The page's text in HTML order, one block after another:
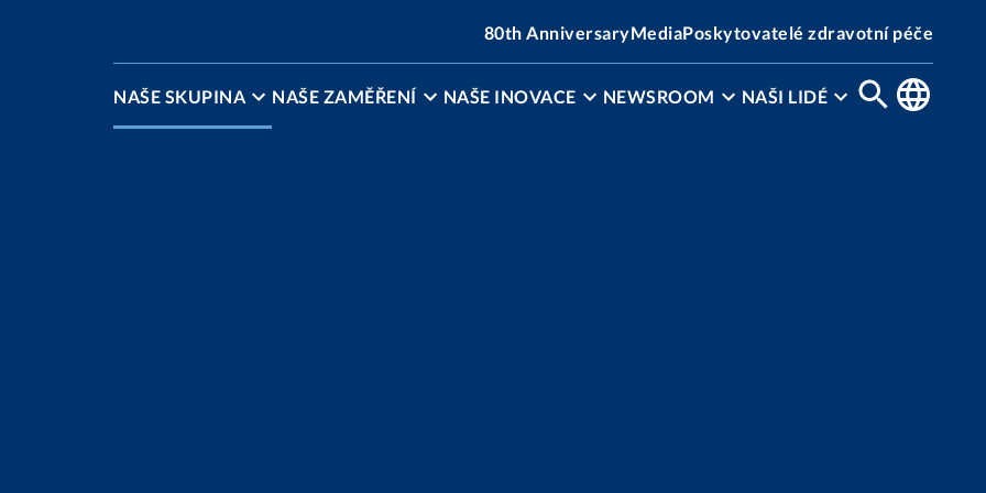
80th AnniversaryMediaPoskytovatelé zdravotní péče​​
NAŠE SKUPINA NAŠE ZAMĚŘENÍ NAŠE INOVACE NEWSROOM NAŠI LIDÉ